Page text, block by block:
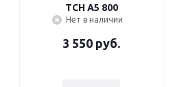
TCH A5 800
Нет в наличии
3 550 руб.